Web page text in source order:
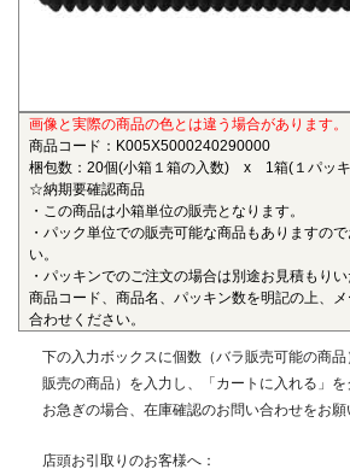
部品、自動車部品、化学機械部品などに
ポリアミドMXD6をベースポリマーとし
強化した結晶性のエンジニアリングプラ
プラの中で最も大きい強度・弾性率を有
にも優れることから、金属の代替材料と
部品、一般機械、精密機械部品、電気・
建築用部材などの用いられています。
■ポリエーテルエーテルケトン(PEEK)
半結晶性の最高級性能を有するスーパー
プラスチックです。エンプラのなかでも
す。また、耐熱性、耐摩耗性、耐燃性、
画像と実際の商品の色とは違う場合があります。
商品コード：K005X5000240290000
梱包数：20個(小箱１箱の入数) x 1箱(１パッ
☆納期要確認商品
・この商品は小箱単位の販売となります。
・パック単位での販売可能な商品もありますの
い。
・パッキンでのご注文の場合は別途お見積もりい
商品コード、商品名、パッキン数を明記の上、
合わせください。
下の入力ボックスに個数（バラ販売可能の商
販売の商品）を入力し、「カートに入れる」を
お急ぎの場合、在庫確認のお問い合わせをお願
店頭お引取りのお客様へ：